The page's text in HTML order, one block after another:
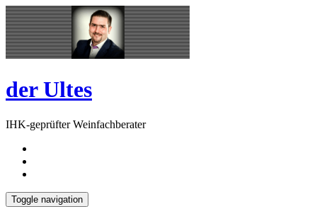
Skip
to
content
Open
Sidebar
der Ultes
IHK-geprüfter Weinfachberater
Toggle navigation